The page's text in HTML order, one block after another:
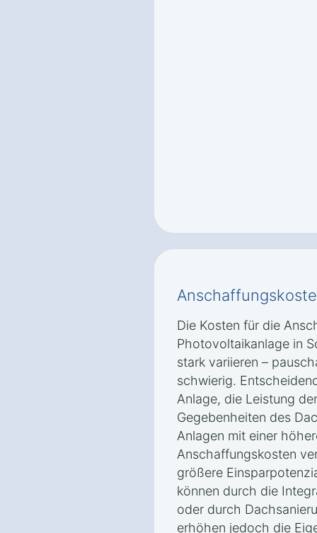
Die Kosten für die
Photovoltaikanlage in
stark variieren –
schwierig.
Anlage, die Leistung
Gegebenheiten des
Anlagen mit einer
Anschaffungskosten
größere
können durch die
oder durch
erhöhen jedoch die